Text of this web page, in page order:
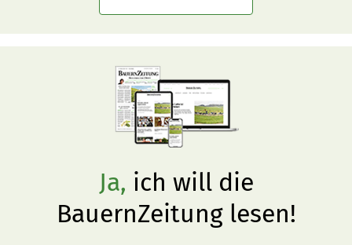
Ja, ich will die
BauernZeitung lesen!